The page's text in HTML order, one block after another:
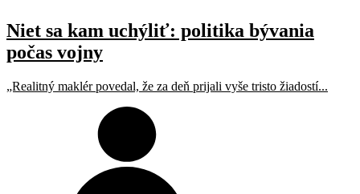
Niet sa kam uchýliť: politika bývania
počas vojny
„Realitný maklér povedal, že za deň prijali vyše tristo žiadostí...